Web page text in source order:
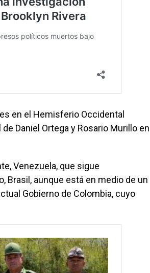
en el Hemisferio Occidental
Daniel Ortega y Rosario Murillo en
Venezuela, que sigue
Brasil, aunque está en medio de un
Gobierno de Colombia, cuyo